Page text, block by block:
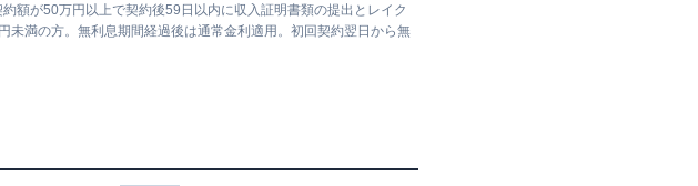
額が50万円以上で契約後59日以内に収入証明書類の提出とレイク
満の方。無利息期間経過後は通常金利適用。初回契約翌日から無